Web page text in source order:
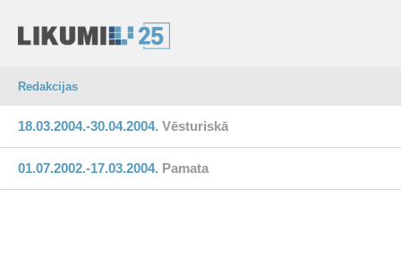
Redakcijas
18.03.2004.-30.04.2004. Vēsturiskā
01.07.2002.-17.03.2004. Pamata